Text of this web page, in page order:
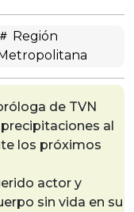
Región
Metropolitana
de TVN
al
los próximos
actor y
sin vida en su